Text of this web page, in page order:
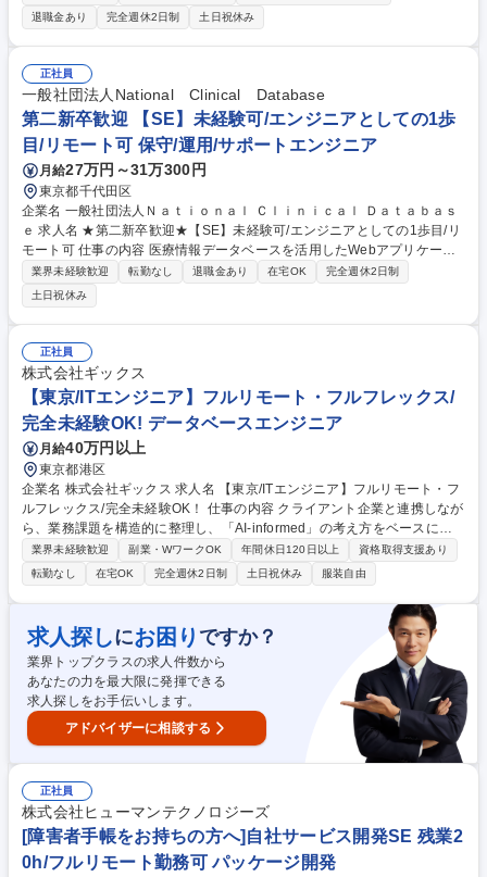
アになることが可能です。 ★未経験エンジニアを多数採用してきた実績あ
る育成プログラムで安心/入社後のステップ（例）★ 1～3か月目：丁寧なI
T基礎研修で、「ITの基礎知識から現場で役立つ実践的なスキルを習得」 4
か月目以降：配属先でチームの一員として参画。運用補助業務に参加 1～
2年目：小規模機能の設計・開発・運用を担当 3年目以降：上流工程（要
件定義・設計）やチームリーダーに挑戦可能 募集職種 東京【未経験募集/I
Tエンジニア】2026年10月1日入社限定！
退職金あり
完全週休2日制 土日祝休み
正社員
一般社団法人National Clinical Database
第二新卒歓迎 【SE】未経験可/エンジニアとしての1歩
目/リモート可 保守/運用/サポートエンジニア
月給27万円～31万300円
東京都千代田区
企業名 一般社団法人Ｎａｔｉｏｎａｌ Ｃｌｉｎｉｃａｌ Ｄａｔａｂａｓ
ｅ 求人名 ★第二新卒歓迎★【SE】未経験可/エンジニアとしての1歩目/リ
モート可 仕事の内容 医療情報データベースを活用したWebアプリケーシ
ョン（主にソフトウェア）の開発・運用に携わっていただきます。まずは
既存システムの運用保守や改修を通じて、業務知識やシステム構成を理解
していただきます。 その後は習熟度に応じて機能追加・設計・新規開発な
どにも段階的にチャレンジできます。医療業界は制度改定や研究内容の変
化も多く、単純な“仕様通りの開発”ではなく、現場と一緒にシステムを作
り上げていく面白さがあります。 【詳細】・既存Webシステムの運用・
保守 ・Java/JavaScriptを用いた機能改修 ・医療機関・研究者向けシステ
ムの改善提案 など 募集職種 ★第二新卒歓迎★【SE】未経験可/エンジニ
アとしての1歩目/リモート可
業界未経験歓迎 転勤なし 退職金あり 在宅OK
完全週休2日制
土日祝休み
正社員
株式会社ギックス
【東京/ITエンジニア】フルリモート・フルフレックス/
完全未経験OK! データベースエンジニア
月給40万円以上
東京都港区
企業名 株式会社ギックス 求人名 【東京/ITエンジニア】フルリモート・フ
ルフレックス/完全未経験OK！ 仕事の内容 クライアント企業と連携しなが
ら、業務課題を構造的に整理し、「AI-informed」の考え方をベースにソ
リューションを設計、実装していただきます。 ■LLM や機械学習のアルゴ
リズム開発や実装、チューニング、精度評価 ■データ基盤のシステムアー
キテクチャ検討 ■データの取得/加工方法の検討 ■テーブル設計 ■データ加
工ロジックの実装 ■データ処理フローの実装 募集職種 【東京/ITエンジニ
ア】フルリモート・フルフレックス/完全未経験OK！
業界未経験歓迎 副業・WワークOK 年間休日120日以上
資格取得支援あり
転勤なし
在宅OK 完全週休2日制 土日祝休み 服装自由
求人探しにお困り ですか？
業界トップクラスの求人件数から
あなたの力を最大限に発揮できる
求人探しをお手伝いします。
アドバイザーに相談する
正社員
株式会社ヒューマンテクノロジーズ
[障害者手帳をお持ちの方へ]自社サービス開発SE 残業2
0h/フルリモート勤務可 パッケージ開発